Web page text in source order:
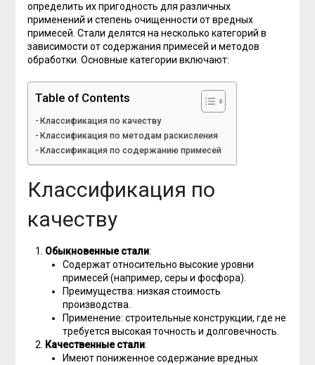
определить их пригодность для различных
применений и степень очищенности от вредных
примесей. Стали делятся на несколько категорий в
зависимости от содержания примесей и методов
обработки. Основные категории включают:
Table of Contents
Классификация по качеству
Классификация по методам раскисления
Классификация по содержанию примесей
Классификация по
качеству
Обыкновенные стали:
Содержат относительно высокие уровни
примесей (например, серы и фосфора).
Преимущества: низкая стоимость
производства.
Применение: строительные конструкции, где не
требуется высокая точность и долговечность.
Качественные стали:
Имеют пониженное содержание вредных